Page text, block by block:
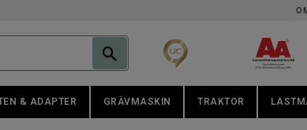
& ADAPTER GRÄVMASKIN TRAKTOR